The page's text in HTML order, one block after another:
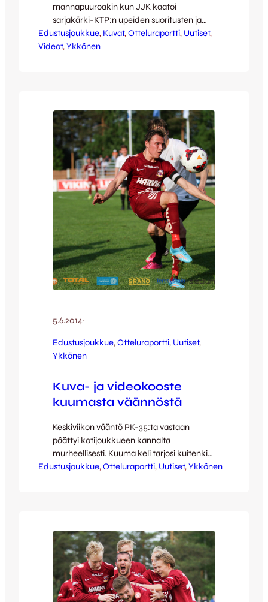
mannapuuroakin kun JJK kaatoi
sarjakärki-KTP:n upeiden suoritusten ja
ennätysyleisön kannustuksen siivittämänä.
Näitä hetkiä kelpaa kerrata Jussi Reinilän
urakointiaan putkella vieraspelejä ja
seuraava kotiottelu pelataan aina
aurinkoisella Harjulla maanantaina 11.8.
Tervetuloa!
Edustusjoukkue, Kuvat, Otteluraportti, Uutiset
Videot, Ykkönen
5.6.2014·
Edustusjoukkue, Otteluraportti, Uutiset
Ykkönen
Kuva- ja videokooste
kuumasta väännöstä
Keskiviikon vääntö PK-35:ta vastaan
päättyi kotijoukkueen kannalta
murheellisesti. Kuuma keli tarjosi kuitenkin
mukavaa silmänruokaa katsomontäydeltä,
Median terävä videokooste ottelun
huippuhetkistä: [youtube
id=”h2w0vaQLXho” width=”640″
height=”360″] JJK kohtaa vantaalaiset jo
toistamiseen peräjälkeen heti sunnuntaina.
Seuraava kotiottelu AC Oulua…
Edustusjoukkue, Otteluraportti, Uutiset, Ykkönen